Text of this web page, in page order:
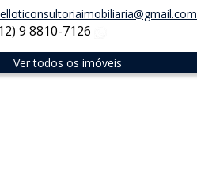
9 8810-7126
Ver todos os imóveis